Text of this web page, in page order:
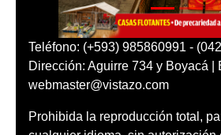
Teléfono: (+593) 985860991 -
Dirección: Aguirre 734 y Boyacá |
webmaster@vistazo.com
Prohibida la reproducción total,